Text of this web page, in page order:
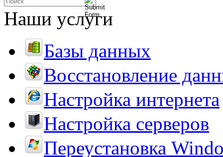
Наши услуги
Базы данных
Восстановление
Настройка интернета
Настройка серверов
Переустановка